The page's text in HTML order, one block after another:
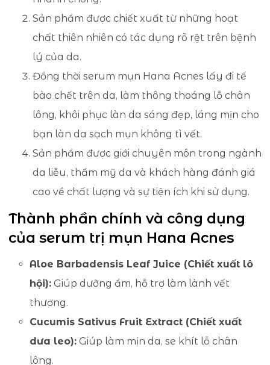
Sản phẩm được chiết xuất từ những hoạt
chất thiên nhiên có tác dụng rõ rệt trên bệnh
lý của da.
Đồng thời serum mụn Hana Acnes lấy đi tế
bào chết trên da, làm thông thoáng lỗ chân
lông, khôi phục làn da sáng đẹp, láng mịn cho
bạn làn da sạch mụn không tì vết.
Sản phẩm được giới chuyên môn trong ngành
da liễu, thẩm mỹ da và khách hàng đánh giá
cao về chất lượng và sự tiện ích khi sử dụng.
Thành phần chính và công dụng
của serum trị mụn Hana Acnes
Aloe Barbadensis Leaf Juice (Chiết xuất lô
hội): Giúp dưỡng ẩm, hỗ trợ làm lành vết
thương.
Cucumis Sativus Fruit Extract (Chiết xuất
dưa leo): Giúp làm mịn da, se khít lỗ chân
lông.